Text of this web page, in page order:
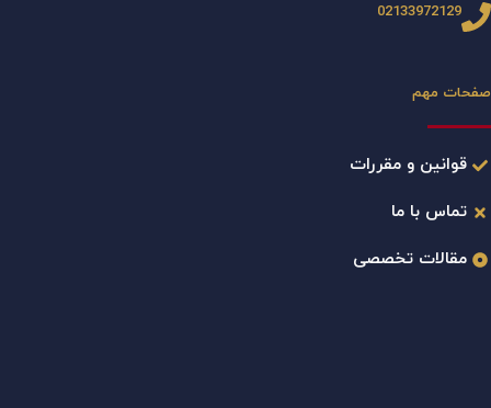
02133972129
صفحات مهم
قوانین و مقررات
تماس با ما
مقالات تخصصی